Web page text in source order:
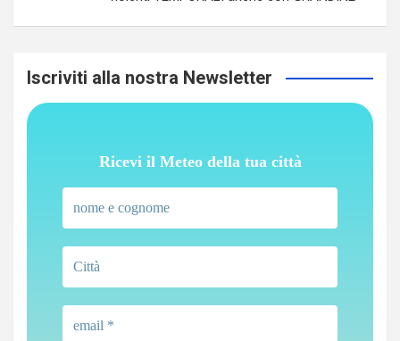
Iscriviti alla nostra Newsletter
Ricevi il Meteo della tua città